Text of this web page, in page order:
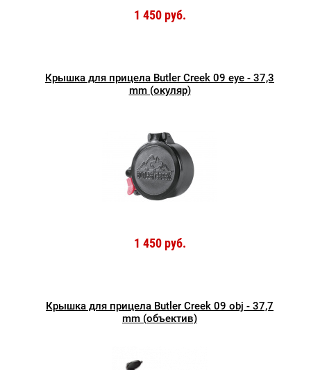
1 450 руб.
Крышка для прицела Butler Creek 09 eye - 37,3
mm (окуляр)
1 450 руб.
Крышка для прицела Butler Creek 09 obj - 37,7
mm (объектив)